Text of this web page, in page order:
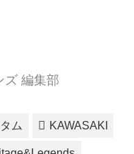
ズ 編集部
ム KAWASAKI